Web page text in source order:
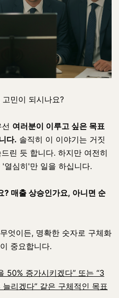
민이 되시나요?
여러분이 이루고 싶은 목표
다. 솔직히 이 이야기는 거짓
린 듯 합니다. 하지만 여전히
열심히'만 일을 하십니다.
? 매출 상승인가요, 아니면 순
엇이든, 명확한 숫자로 구체화
중요합니다.
50% 증가시키겠다” 또는 “3
리겠다” 같은 구체적인 목표